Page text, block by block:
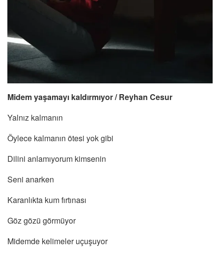
Midem yaşamayı kaldırmıyor / Reyhan Cesur
Yalnız kalmanın
Öylece kalmanın ötesi yok gibi
Dilini anlamıyorum kimsenin
Seni anarken
Karanlıkta kum fırtınası
Göz gözü görmüyor
Midemde kelimeler uçuşuyor